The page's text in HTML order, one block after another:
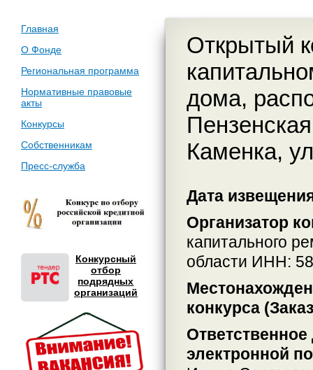
Главная
О Фонде
Региональная программа
Нормативные правовые
акты
Конкурсы
Собственникам
Пресс-служба
Конкурсный
отбор
подрядных
организаций
Открытый
дома,
Каменка,
Дата
Организатор
капитального
области ИНН:
конкурса
электронной